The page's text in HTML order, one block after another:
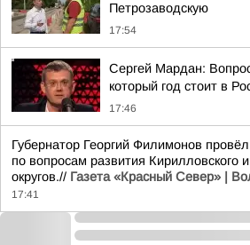
Петрозаводскую
17:54
Сергей Мардан:
который год стоит в
17:46
Губернатор Георгий Филимонов
по вопросам развития Кирилловского
округов.// Газета «Красный Север» |
17:41